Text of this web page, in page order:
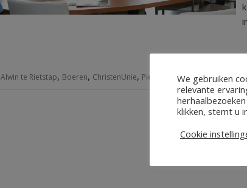
Alwin te Rietstap, Boeren, ChristenUnie, Pieter Grinwis,Tweede
We gebruiken
relevante
klikken, stemt u
Cookie